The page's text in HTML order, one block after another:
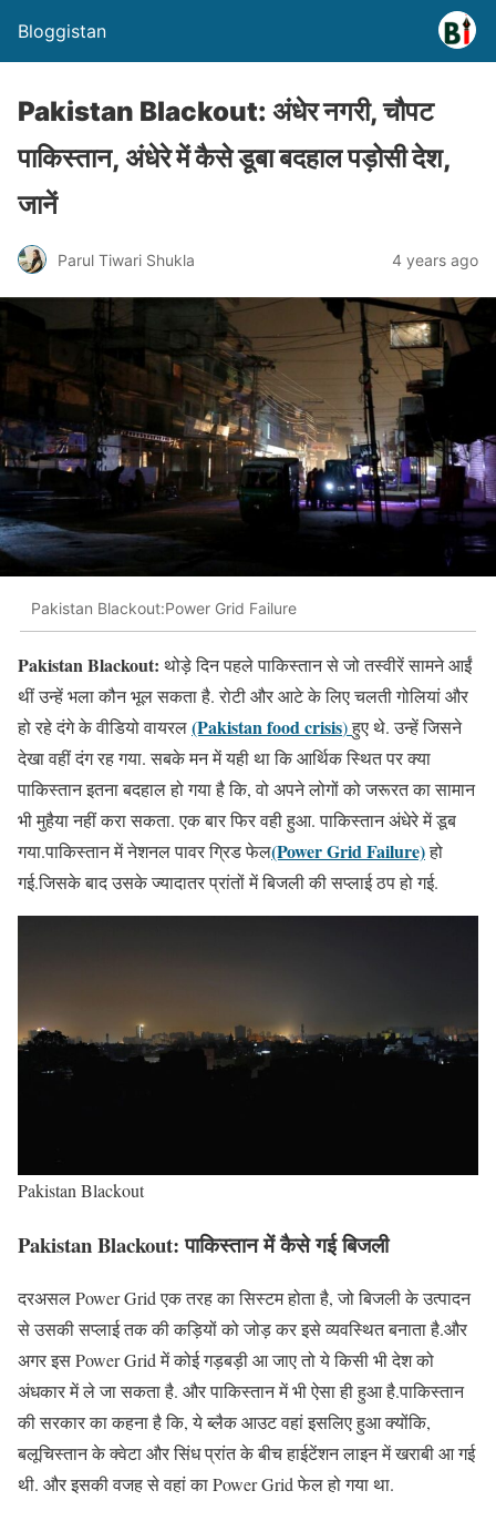
Bloggistan
Pakistan Blackout: अंधेर नगरी, चौपट
पाकिस्तान, अंधेरे में कैसे डूबा बदहाल पड़ोसी देश,
जानें
Parul Tiwari Shukla 4 years ago
Pakistan Blackout:Power Grid Failure
Pakistan Blackout: थोड़े दिन पहले पाकिस्तान से जो तस्वीरें सामने आईं
थीं उन्हें भला कौन भूल सकता है. रोटी और आटे के लिए चलती गोलियां और
हो रहे दंगे के वीडियो वायरल(Pakistan food crisis)हुए थे. उन्हें जिसने
देखा वहीं दंग रह गया. सबके मन में यही था कि आर्थिक स्थित पर क्या
पाकिस्तान इतना बदहाल हो गया है कि, वो अपने लोगों को जरूरत का सामान
भी मुहैया नहीं करा सकता. एक बार फिर वही हुआ. पाकिस्तान अंधेरे में डूब
गया.पाकिस्तान में नेशनल पावर ग्रिड फेल(Power Grid Failure)हो
गई.जिसके बाद उसके ज्यादातर प्रांतों में बिजली की सप्लाई ठप हो गई.
Pakistan Blackout
Pakistan Blackout: पाकिस्तान में कैसे गई बिजली
दरअसल Power Grid एक तरह का सिस्टम होता है, जो बिजली के उत्पादन
से उसकी सप्लाई तक की कड़ियों को जोड़ कर इसे व्यवस्थित बनाता है.और
अगर इस Power Grid में कोई गड़बड़ी आ जाए तो ये किसी भी देश को
अंधकार में ले जा सकता है. और पाकिस्तान में भी ऐसा ही हुआ है.पाकिस्तान
की सरकार का कहना है कि, ये ब्लैक आउट वहां इसलिए हुआ क्योंकि,
बलूचिस्तान के क्वेटा और सिंध प्रांत के बीच हाईटेंशन लाइन में खराबी आ गई
थी. और इसकी वजह से वहां का Power Grid फेल हो गया था.